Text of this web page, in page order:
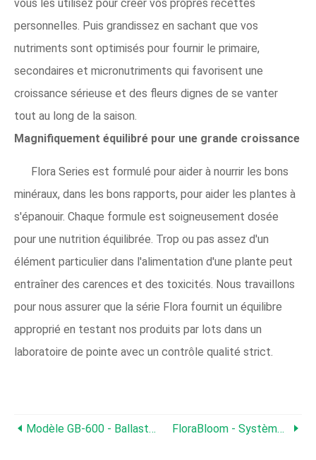
vous les utilisez pour créer vos propres recettes
personnelles. Puis grandissez en sachant que vos
nutriments sont optimisés pour fournir le primaire,
secondaires et micronutriments qui favorisent une
croissance sérieuse et des fleurs dignes de se vanter
tout au long de la saison.
Magnifiquement équilibré pour une grande croissance
Flora Series est formulé pour aider à nourrir les bons
minéraux, dans les bons rapports, pour aider les plantes à
s'épanouir. Chaque formule est soigneusement dosée
pour une nutrition équilibrée. Trop ou pas assez d'un
élément particulier dans l'alimentation d'une plante peut
entraîner des carences et des toxicités. Nous travaillons
pour nous assurer que la série Flora fournit un équilibre
approprié en testant nos produits par lots dans un
laboratoire de pointe avec un contrôle qualité strict.
Modèle GB-600 - Ballast Numérique Caché FloraBloom - Système De Nutriments Avancé À Base Hydroponique